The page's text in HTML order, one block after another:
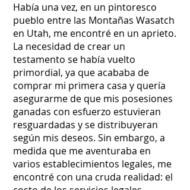
Había una vez, en un pintoresco
pueblo entre las Montañas Wasatch
en Utah, me encontré en un aprieto.
La necesidad de crear un
testamento se había vuelto
primordial, ya que acababa de
comprar mi primera casa y quería
asegurarme de que mis posesiones
ganadas con esfuerzo estuvieran
resguardadas y se distribuyeran
según mis deseos. Sin embargo, a
medida que me aventuraba en
varios establecimientos legales, me
encontré con una cruda realidad: el